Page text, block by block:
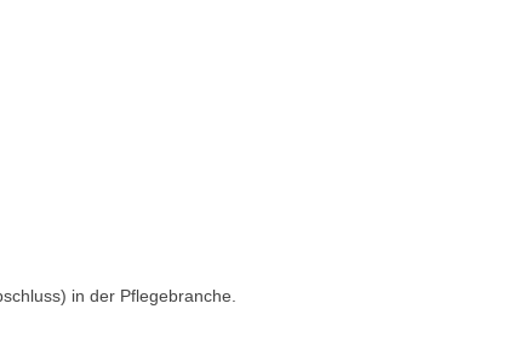
in der Pflegebranche.